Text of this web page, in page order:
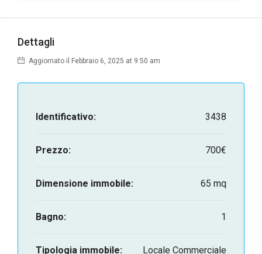
Dettagli
Aggiornato il Febbraio 6, 2025 at 9:50 am
Identificativo: 3438
Prezzo: 700€
Dimensione immobile: 65 mq
Bagno: 1
Tipologia immobile: Locale Commerciale